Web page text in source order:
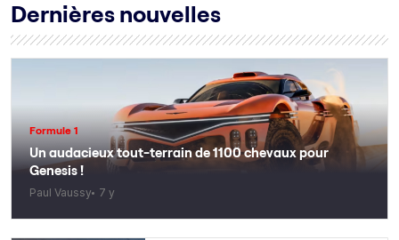
Dernières nouvelles
Formule 1
Un audacieux tout-terrain de 1100 chevaux pour
Genesis !
Paul Vaussy 7 y